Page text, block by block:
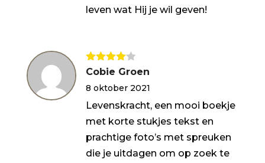
leven wat Hij je wil geven!
Gewaarde
5
Cobie Groen
8 oktober 2021
Levenskracht, een mooi boekje
met korte stukjes tekst en
prachtige foto’s met spreuken
die je uitdagen om op zoek te